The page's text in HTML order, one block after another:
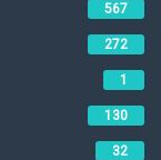
567
272
1
130
32